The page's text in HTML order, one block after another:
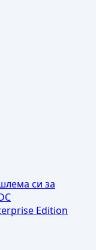
си за
Edition